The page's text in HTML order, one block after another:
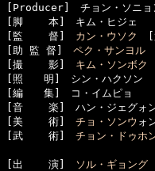
[Producer]　チョン・ソニョ
[脚    本]　キム・ヒジェ
[監    督] カン・ウソク
[
[助 監 督] ペク・サンヨル
[撮    影] キム・ソンボク
[照　　明]　シン・ハクソン
[編　　集]　コ・イムピョ
[音    楽]　ハン・ジェグォ
[美    術] チョ・ソンウ ォ
[武    術] チョン・ドゥホ
[出    演] ソル・ギョング